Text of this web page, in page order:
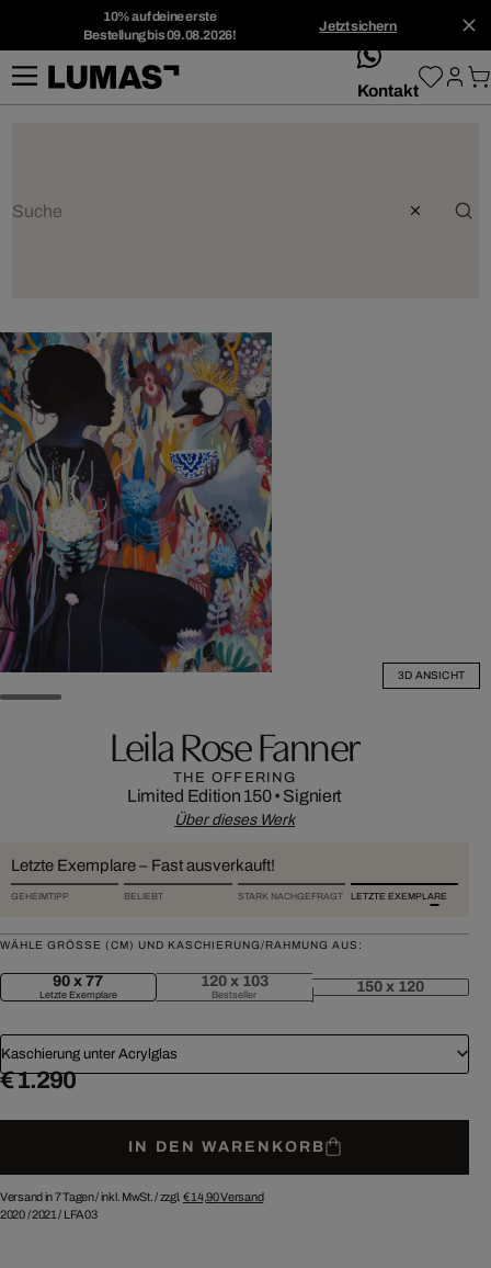
10% auf deine erste
Bestellung bis 09.08.2026!
Jetzt sichern
whatsApp
Kontakt
3D ANSICHT
Leila Rose Fanner
THE OFFERING
Limited Edition 150• Signiert
Über dieses Werk
Letzte Exemplare – Fast ausverkauft!
GEHEIMTIPP BELIEBT STARK NACHGEFRAGT LETZTE EXEMPLARE
WÄHLE GRÖSSE (CM) UND KASCHIERUNG/RAHMUNG AUS:
90 x 77
Letzte Exemplare
120 x 103
Bestseller 150 x 120
Kaschierung unter Acrylglas
€ 1.290
IN DEN WARENKORB
Versand in 7 Tagen /inkl. MwSt. / zzgl. € 14,90Versand
2020/2021 / LFA03